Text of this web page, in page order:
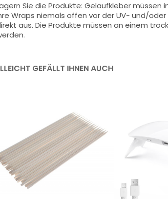
Sie die Produkte: Gelaufkleber müssen
Wraps niemals offen vor der UV- und/
aus. Die Produkte müssen an einem
GEFÄLLT IHNEN AUCH